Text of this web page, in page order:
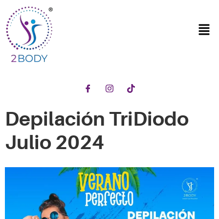
Depilación TriDiodo
Julio 2024